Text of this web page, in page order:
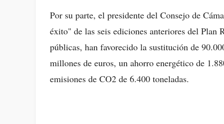
Por su parte, el presidente del Consejo de
éxito" de las seis ediciones anteriores del Plan
públicas, han favorecido la sustitución de
millones de euros, un ahorro energético de
emisiones de CO2 de 6.400 toneladas.